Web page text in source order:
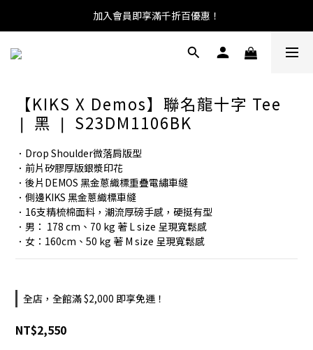
加入會員即享滿千折百優惠！
【KIKS X Demos】聯名龍十字 Tee
❘ 黑 ❘ S23DM1106BK
．Drop Shoulder微落肩版型
．前片矽膠厚版銀漿印花
．後片DEMOS 黑金蔥織標重疊電繡車縫
．側邊KIKS 黑金蔥織標車縫
．16支精梳棉面料，潮流厚磅手感，硬挺有型
．男： 178 cm、70 kg 著 L size 呈現寬鬆感
．女：160cm、50 kg 著 M size 呈現寬鬆感
全店，全館滿 $2,000 即享免運！
NT$2,550